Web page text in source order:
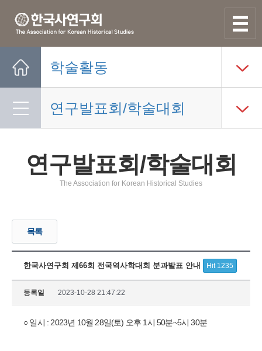
학술활동
연구발표회/학술대회
연구발표회/학술대회
The Association for Korean Historical Studies
목록
한국사연구회 제66회 전국역사학대회 분과발표 안내 Hit 1235
등록일 2023-10-28 21:47:22
○ 일시 : 2023년 10월 28일(토) 오후 1시 50분~5시 30분